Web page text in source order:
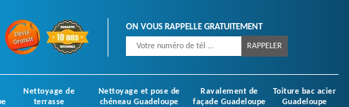
ON VOUS RAPPELLE GRATUITEMENT
Nettoyage de
terrasse
Nettoyage et pose de
chéneau Guadeloupe
Ravalement de
façade Guadeloupe
Toiture bac acier
Guadeloupe